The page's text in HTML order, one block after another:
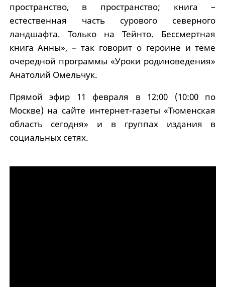
пространство, в пространство; книга –
естественная часть сурового северного
ландшафта. Только на Тейнто. Бессмертная
книга Анны», – так говорит о героине и теме
очередной программы «Уроки родиноведения»
Анатолий Омельчук.
Прямой эфир 11 февраля в 12:00 (10:00 по
Москве) на сайте интернет-газеты «Тюменская
область сегодня» и в группах издания в
социальных сетях.